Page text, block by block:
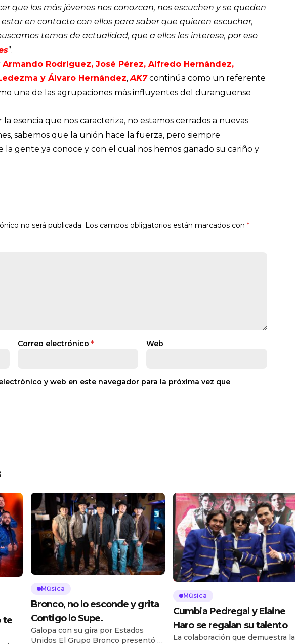
que los más jóvenes nos conozcan, nos escuchen y se queden
en contacto con ellos para saber que quieren escuchar,
temas de actualidad, que a ellos les interese, por eso
”.
Armando Rodríguez, José Pérez, Alfredo Hernández,
y Álvaro Hernández,AK7continúa como un referente
una de las agrupaciones más influyentes del duranguense
la esencia que nos caracteriza, no estamos cerrados a nuevas
sabemos que la unión hace la fuerza, pero siempre
gente ya conoce y con el cual nos hemos ganado su cariño y
no será publicada. Los campos obligatorios están marcados con *
Correo electrónico * Web
y web en este navegador para la próxima vez que
te
Música
Bronco, no lo esconde y grita
Contigo lo Supe.
Galopa con su gira por Estados
Unidos El Grupo Bronco presentó el
Música
Cumbia Pedregal y Elaine
Haro se regalan su talento
La colaboración que demuestra la